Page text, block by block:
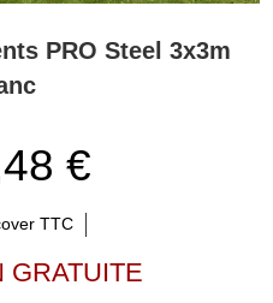
PRO Steel 3x3m
€
TTC
GRATUITE